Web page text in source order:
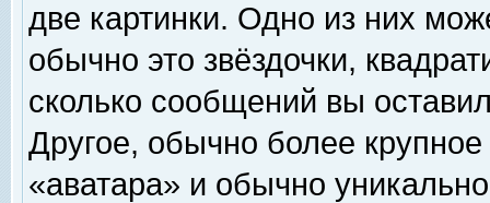
две картинки. Одно из них
обычно это звёздочки,
сколько сообщений вы
Другое, обычно более
«аватара» и обычно